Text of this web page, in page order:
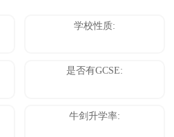
学校性质:
是否有GCSE:
牛剑升学率: